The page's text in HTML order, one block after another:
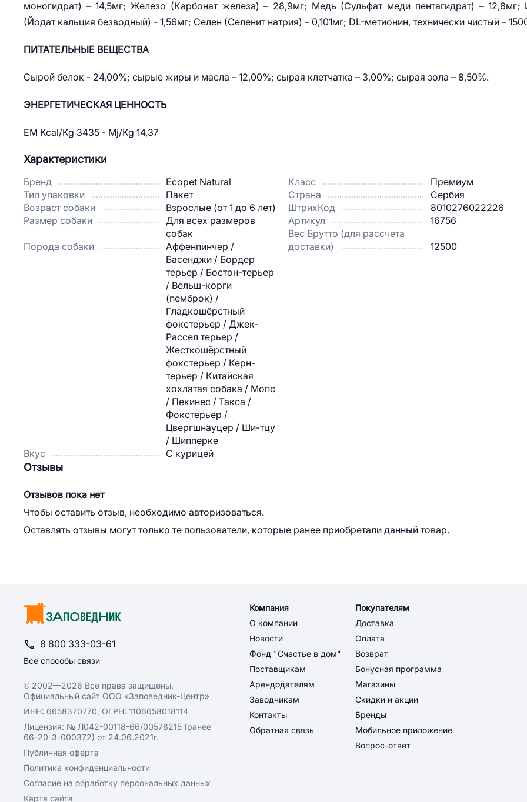
моногидрат) – 14,5мг; Железо (Карбонат железа) – 28,9мг; Медь (Сульфат меди пентагидрат) – 12,8мг;
(Йодат кальция безводный) - 1,56мг; Селен (Селенит натрия) – 0,101мг; DL-метионин, технически чистый –
ПИТАТЕЛЬНЫЕ ВЕЩЕСТВА
Сырой белок - 24,00%; сырые жиры и масла – 12,00%; сырая клетчатка – 3,00%; сырая зола – 8,50%.
ЭНЕРГЕТИЧЕСКАЯ ЦЕННОСТЬ
EM Kcal/Kg 3435 - Mj/Kg 14,37
Характеристики
Бренд
Ecopet Natural
Тип упаковки
Пакет
Возраст собаки
Взрослые (от 1 до 6 лет)
Размер собаки
Для всех размеров
собак
Порода собаки
Аффенпинчер /
Басенджи / Бордер
терьер / Бостон-терьер
/ Вельш-корги
(пемброк) /
Гладкошёрстный
фокстерьер / Джек-
Рассел терьер /
Жесткошёрстный
фокстерьер / Керн-
терьер / Китайская
хохлатая собака / Мопс
/ Пекинес / Такса /
Фокстерьер /
Цвергшнауцер / Ши-тцу
/ Шипперке
Вкус
С курицей
Класс
Премиум
Страна
Сербия
ШтрихКод
8010276022226
Артикул
16756
Вес Брутто (для рассчета
доставки)
12500
Отзывы
Отзывов пока нет
Чтобы оставить отзыв, необходимо авторизоваться.
Оставлять отзывы могут только те пользователи, которые ранее приобретали данный товар.
8 800 333-03-61
Все способы связи
© 2002—2026 Все права защищены.
Официальный сайт ООО «Заповедник-Центр»
ИНН: 6658370770, ОГРН: 1106658018114
Лицензия: № Л042-00118-66/00578215 (ранее
66-20-3-000372) от 24.06.2021г.
Публичная оферта
Политика конфиденциальности
Согласие на обработку персональных данных
Карта сайта
Компания
О компании
Новости
Фонд "Счастье в дом"
Поставщикам
Арендодателям
Заводчикам
Контакты
Обратная связь
Покупателям
Доставка
Оплата
Возврат
Бонусная программа
Магазины
Скидки и акции
Бренды
Мобильное приложение
Вопрос-ответ